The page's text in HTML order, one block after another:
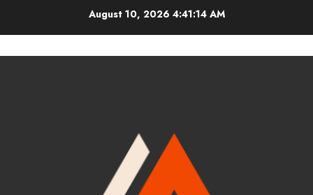
August 10, 2026 4:41:15 AM